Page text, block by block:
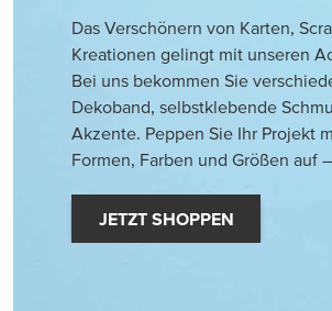
Das Verschönern von Karten,
Kreationen gelingt mit unseren
Bei uns bekommen Sie
Dekoband, selbstklebende
Akzente. Peppen Sie Ihr Projekt
Formen, Farben und Größen auf
JETZT SHOPPEN